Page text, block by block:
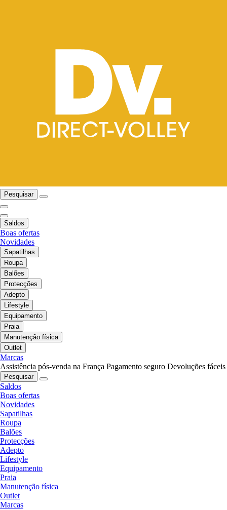
Pesquisar
Saldos
Boas ofertas
Novidades
Sapatilhas
Roupa
Balões
Protecções
Adepto
Lifestyle
Equipamento
Praia
Manutenção física
Outlet
Marcas
Assistência pós-venda na França Pagamento seguro Devoluções fáceis
Pesquisar
Saldos
Boas ofertas
Novidades
Sapatilhas
Roupa
Balões
Protecções
Adepto
Lifestyle
Equipamento
Praia
Manutenção física
Outlet
Marcas